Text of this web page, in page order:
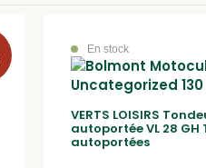
En stock
VERTS LOISIRS
autoportée VL 28 GH
autoportées